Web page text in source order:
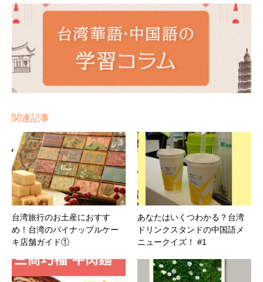
関連記事
台湾旅行のお土産におすす
め！台湾のパイナップルケー
キ店舗ガイド①
あなたはいくつわかる？台湾
ドリンクスタンドの中国語メ
ニュークイズ！ #1